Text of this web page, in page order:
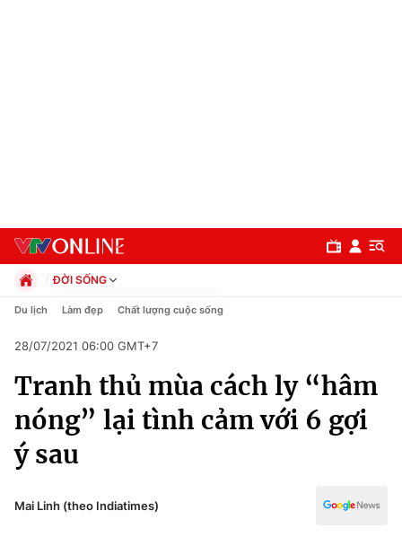
Chuyên mục
Chính trị
Xã hội
Pháp luật
ĐỜI SỐNG
Chính trị
Pháp luật
Kinh tế
Thể thao
Truyền hình
Văn hóa - Giải trí
Công nghệ
Du lịch Làm đẹp Chất lượng cuộc sống
28/07/2021 06:00 GMT+7
Tranh thủ mùa cách ly “hâm
nóng” lại tình cảm với 6 gợi
ý sau
Mai Linh (theo Indiatimes)